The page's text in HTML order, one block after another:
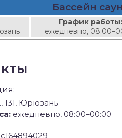
Бассейн
График работы:
ежедневно,
131, Юрюзань
ежедневно, 08:00–00:00